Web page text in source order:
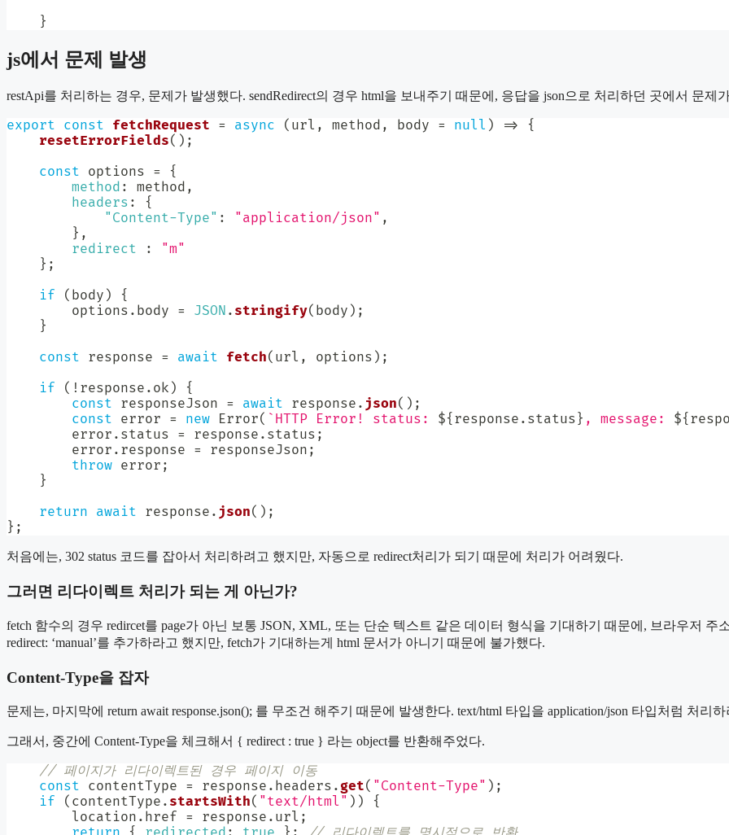
}
js에서 문제 발생
restApi를 처리하는 경우, 문제가 발생했다. sendRedirect의 경우 html을 보내주기 때문에, 응답을 json으로 처리하던 곳에서 문제
export const fetchRequest = async ( url , method , body = null ) =>
{
resetErrorFields( ) ;
const options =
{
method : method ,
headers :
{
"Content-Type" : "application/json" ,
} ,
redirect
:
"m"
} ;
if
( body )
{
        options
. body = JSON . stringify( body ) ;
}
const response = await fetch( url , options ) ;
if
( ! response . ok )
{
const responseJson = await response . json( ) ;
const error = new Error( ` HTTP Error! status: ${ response . status } , message: ${
        error
. status = response . status ;
        error
. response = responseJson ;
throw error ;
}
return await response . json( ) ;
} ;
처음에는, 302 status 코드를 잡아서 처리하려고 했지만, 자동으로 redirect처리가 되기 때문에 처리가 어려웠다.
그러면 리다이렉트 처리가 되는 게 아닌가?
fetch 함수의 경우 redircet를 page가 아닌 보통 JSON, XML, 또는 단순 텍스트 같은 데이터 형식을 기대하기 때문에, 브라우저
redirect: ‘manual’를 추가하라고 했지만, fetch가 기대하는게 html 문서가 아니기 때문에 불가했다.
Content-Type을 잡자
문제는, 마지막에 return await response.json(); 를 무조건 해주기 때문에 발생한다. text/html 타입을 application/json 타입처럼 처리
그래서, 중간에 Content-Type을 체크해서 { redirect : true } 라는 object를 반환해주었다.
// 페이지가 리다이렉트된 경우 페이지 이동
const contentType = response . headers . get( "Content-Type" ) ;
if
( contentType . startsWith( "text/html" ) )
{
        location
. href = response . url ;